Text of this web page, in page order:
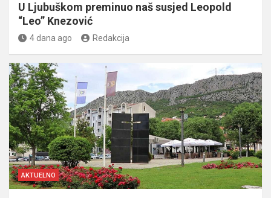
U Ljubuškom preminuo naš susjed Leopold
“Leo” Knezović
4 dana ago Redakcija
AKTUELNO